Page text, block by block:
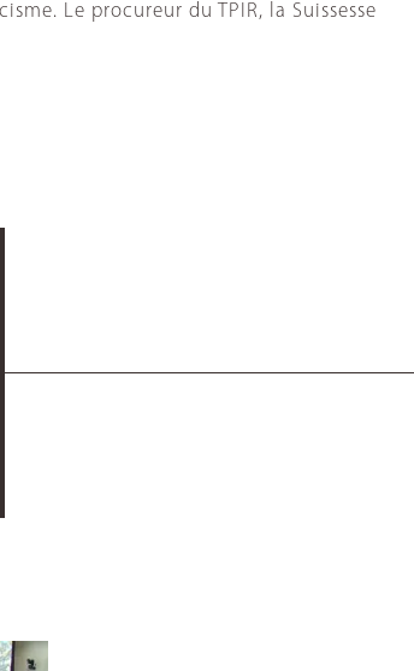
Le procureur du TPIR, la Suissesse